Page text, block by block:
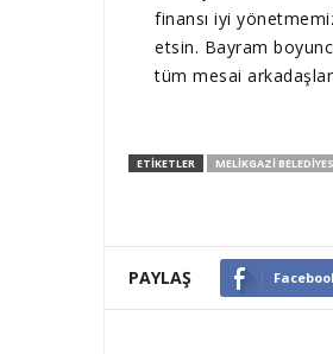
finansı iyi
etsin. Bayram
tüm mesai
ETIKETLER MELIKGAZI
PAYLAŞ